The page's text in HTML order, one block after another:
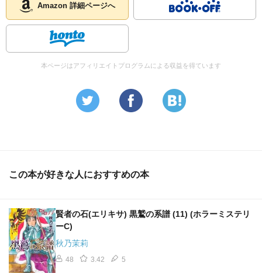
Amazon 詳細ページへ
本ページはアフィリエイトプログラムによる収益を得ています
この本が好きな人におすすめの本
賢者の石(エリキサ) 黒鷲の系譜 (11) (ホラーミステリ
ーC)
秋乃茉莉
48 3.42 5